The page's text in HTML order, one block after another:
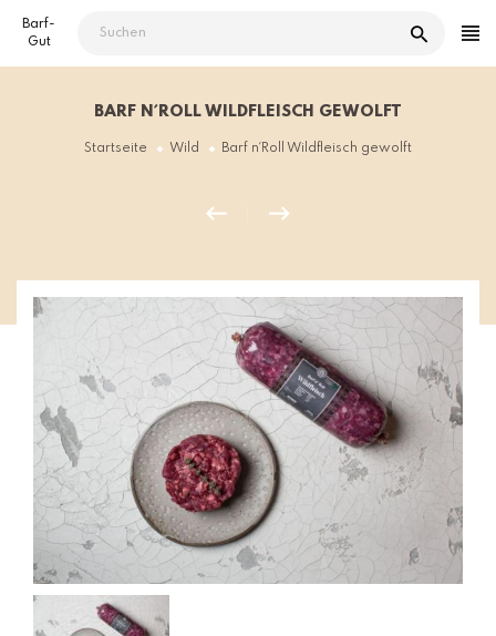
zum
Inhalt
Barf-
Gut
BARF N´ROLL WILDFLEISCH GEWOLFT
Startseite Wild Barf n´Roll Wildfleisch gewolft